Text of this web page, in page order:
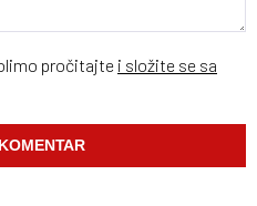
pročitajte i složite se sa